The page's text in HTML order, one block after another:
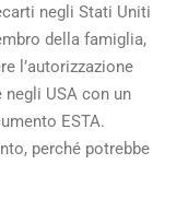
negli Stati Uniti
della famiglia,
l’autorizzazione
USA con un
ESTA.
perché potrebbe